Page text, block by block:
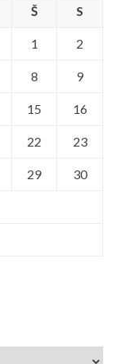
Š S
1 2
8 9
15 16
22 23
29 30